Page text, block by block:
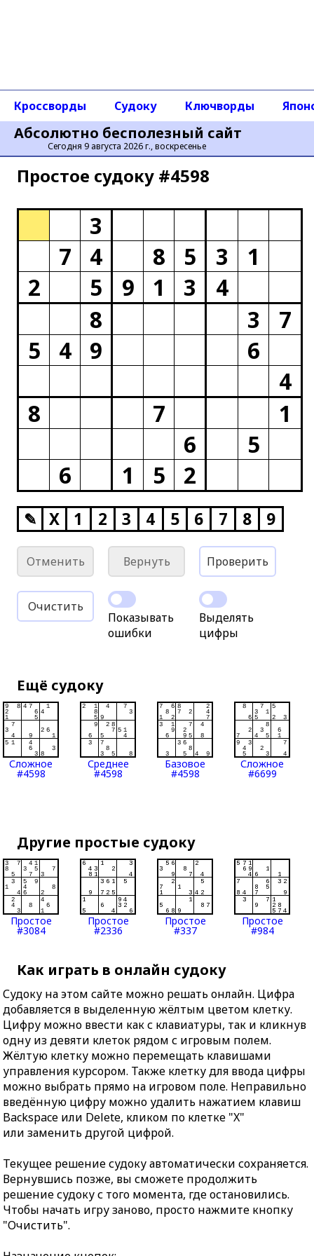
Абсолютно бесполезный сайт
Сегодня 9 августа 2026 г., воскресенье
Кроссворды Судоку Ключворды
Простое cудоку #4598
3
7
4 8 5 3
1
2
5 9 1 3
4
8
3
7
5
4 9
6
4
8
7
1
6
5
6
1 5 2
✎ X 1 2 3 4 5 6 7 8 9
Отменить Вернуть Проверить
Очистить
Показывать
ошибки
Выделять
цифры
Ещё судоку
Сложное
#4598
Среднее
#4598
Базовое
#4598
Сложное
#6699
Другие простые судоку
Простое
#3084
Простое
#2336
Простое
#337
Простое
#984
Как играть в онлайн судоку
Судоку на этом сайте можно решать онлайн. Цифра
добавляется в выделенную жёлтым цветом клетку.
Цифру можно ввести как с клавиатуры, так и кликнув
одну из девяти клеток рядом с игровым полем.
Жёлтую клетку можно перемещать клавишами
управления курсором. Также клетку для ввода цифры
можно выбрать прямо на игровом поле. Неправильно
введённую цифру можно удалить нажатием клавиш
Backspace или Delete, кликом по клетке "X"
или заменить другой цифрой.
Текущее решение судоку автоматически сохраняется.
Вернувшись позже, вы сможете продолжить
решение судоку с того момента, где остановились.
Чтобы начать игру заново, просто нажмите кнопку
"Очистить".